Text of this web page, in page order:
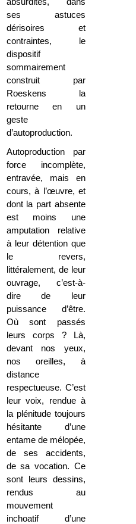
ses astuces
dérisoires et
contraintes, le
dispositif
sommairement
construit par
Roeskens la
retourne en un
geste
d’autoproduction.
Autoproduction par
force incomplète,
entravée, mais en
cours, à l’œuvre, et
dont la part absente
est moins une
amputation relative
à leur détention que
le revers,
littéralement, de leur
ouvrage, c’est-à-
dire de leur
puissance d’être.
Où sont passés
leurs corps ? Là,
devant nos yeux,
nos oreilles, à
distance
respectueuse. C’est
leur voix, rendue à
la plénitude toujours
hésitante d’une
entame de mélopée,
de ses accidents,
de sa vocation. Ce
sont leurs dessins,
rendus au
mouvement
inchoatif d’une